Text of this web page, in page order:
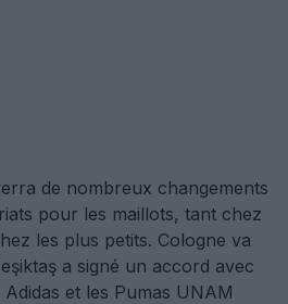
de nombreux changements
pour les maillots, tant chez
les plus petits. Cologne va
a signé un accord avec
et les Pumas UNAM